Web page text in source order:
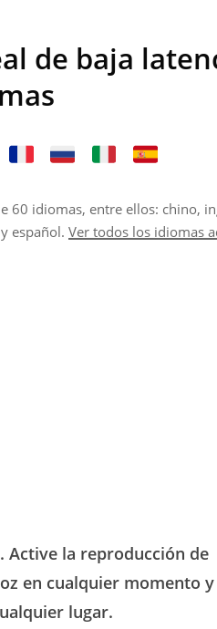
de baja
60 idiomas, entre ellos: chino,
español. Ver todos los idiomas
Active la reproducción de
en cualquier momento y
lugar.